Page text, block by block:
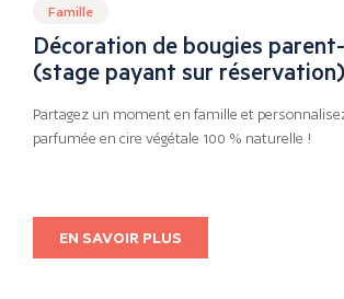
Famille
Décoration de bougies
(stage payant sur réservation)
Partagez un moment en famille et
parfumée en cire végétale 100 % naturelle !
EN SAVOIR PLUS